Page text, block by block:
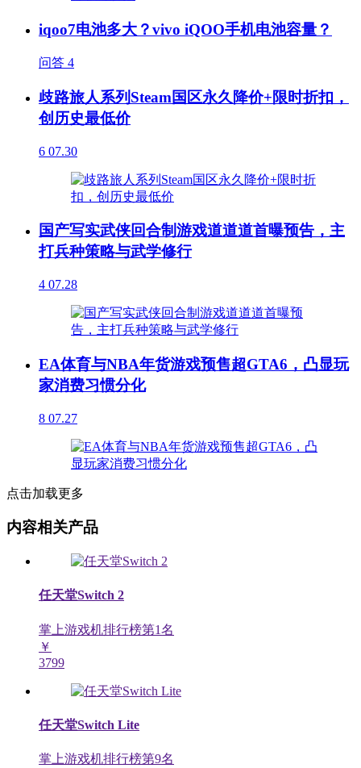
iqoo7电池多大？vivo iQOO手机电池容量？
问答 4
歧路旅人系列Steam国区永久降价+限时折扣，
创历史最低价
6 07.30
国产写实武侠回合制游戏道道道首曝预告，主
打兵种策略与武学修行
4 07.28
EA体育与NBA年货游戏预售超GTA6，凸显玩
家消费习惯分化
8 07.27
点击加载更多
内容相关产品
任天堂Switch 2
掌上游戏机排行榜第1名
￥
3799
任天堂Switch Lite
掌上游戏机排行榜第9名